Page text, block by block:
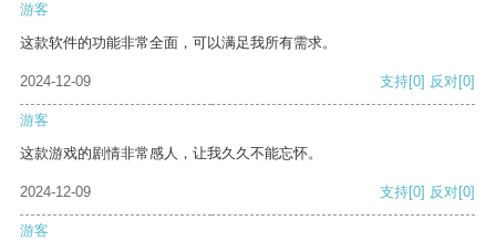
游客
这款软件的功能非常全面，可以满足我所有需求。
2024-12-09 支持[0] 反对[0]
游客
这款游戏的剧情非常感人，让我久久不能忘怀。
2024-12-09 支持[0] 反对[0]
游客